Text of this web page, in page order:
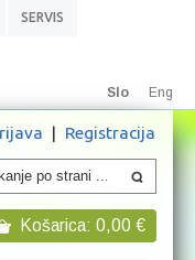
SERVIS
Slo Eng
| Registracija
Košarica: 0,00 €